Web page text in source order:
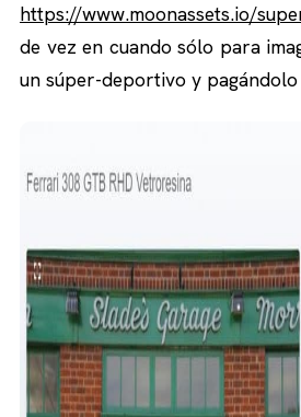
https://www.moonassets.io/
de vez en cuando sólo para
un súper-deportivo y